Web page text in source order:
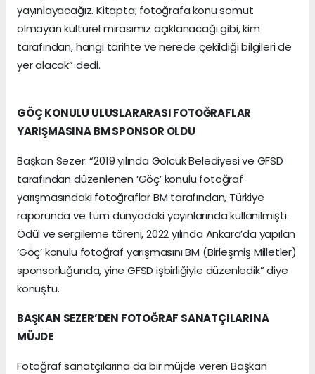
yayınlayacağız. Kitapta; fotoğrafa konu somut
olmayan kültürel mirasımız açıklanacağı gibi, kim
tarafından, hangi tarihte ve nerede çekildiği bilgileri de
yer alacak” dedi.
GÖÇ KONULU ULUSLARARASI FOTOĞRAFLAR
YARIŞMASINA BM SPONSOR OLDU
Başkan Sezer: “2019 yılında Gölcük Belediyesi ve GFSD
tarafından düzenlenen ‘Göç’ konulu fotoğraf
yarışmasındaki fotoğraflar BM tarafından, Türkiye
raporunda ve tüm dünyadaki yayınlarında kullanılmıştı.
Ödül ve sergileme töreni, 2022 yılında Ankara’da yapılan
‘Göç’ konulu fotoğraf yarışmasını BM (Birleşmiş Milletler)
sponsorluğunda, yine GFSD işbirliğiyle düzenledik” diye
konuştu.
BAŞKAN SEZER’DEN FOTOĞRAF SANATÇILARINA
MÜJDE
Fotoğraf sanatçılarına da bir müjde veren Başkan